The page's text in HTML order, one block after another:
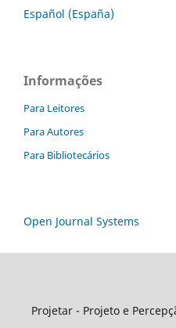
Español (España)
Informações
Para Leitores
Para Autores
Para Bibliotecários
Open Journal Systems
Projetar - Projeto e